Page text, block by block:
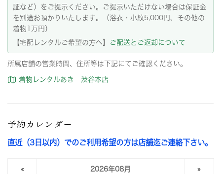
証など）をご提示ください。ご提示いただけない場合は保証金
を別途お預かりいたします。（浴衣・小紋5,000円、その他の
着物1万円）
【宅配レンタルご希望の方へ】
ご配送とご返却について
所属店舗の営業時間、住所等は下記にてご確認ください。
着物レンタルあき 渋谷本店
予約カレンダー
直近（3日以内）でのご利用希望の方は店舗迄ご連絡下さい。
« 2026年08月 »